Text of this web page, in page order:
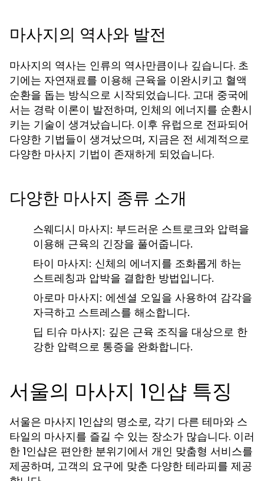
마사지의 역사와 발전
마사지의 역사는 인류의 역사만큼이나 깊습니다. 초
기에는 자연재료를 이용해 근육을 이완시키고 혈액
순환을 돕는 방식으로 시작되었습니다. 고대 중국에
서는 경락 이론이 발전하며, 인체의 에너지를 순환시
키는 기술이 생겨났습니다. 이후 유럽으로 전파되어
다양한 기법들이 생겨났으며, 지금은 전 세계적으로
다양한 마사지 기법이 존재하게 되었습니다.
다양한 마사지 종류 소개
스웨디시 마사지: 부드러운 스트로크와 압력을
이용해 근육의 긴장을 풀어줍니다.
타이 마사지: 신체의 에너지를 조화롭게 하는
스트레칭과 압박을 결합한 방법입니다.
아로마 마사지: 에센셜 오일을 사용하여 감각을
자극하고 스트레스를 해소합니다.
딥 티슈 마사지: 깊은 근육 조직을 대상으로 한
강한 압력으로 통증을 완화합니다.
서울의 마사지 1인샵 특징
서울은 마사지 1인샵의 명소로, 각기 다른 테마와 스
타일의 마사지를 즐길 수 있는 장소가 많습니다. 이러
한 1인샵은 편안한 분위기에서 개인 맞춤형 서비스를
제공하며, 고객의 요구에 맞춘 다양한 테라피를 제공